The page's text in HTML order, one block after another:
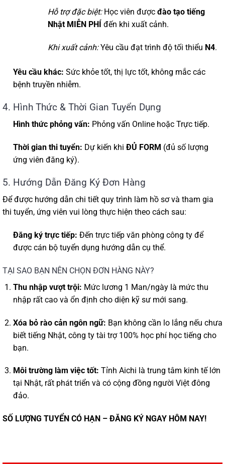
Hỗ trợ đặc biệt:Học viên được đào tạo tiếng
Nhật MIỄN PHÍ đến khi xuất cảnh.
Khi xuất cảnh:Yêu cầu đạt trình độ tối thiểu N4.
Yêu cầu khác: Sức khỏe tốt, thị lực tốt, không mắc các
bệnh truyền nhiễm.
4. Hình Thức & Thời Gian Tuyển Dụng
Hình thức phỏng vấn: Phỏng vấn Online hoặc Trực tiếp.
Thời gian thi tuyển: Dự kiến khi ĐỦ FORM (đủ số lượng
ứng viên đăng ký).
5. Hướng Dẫn Đăng Ký Đơn Hàng
Để được hướng dẫn chi tiết quy trình làm hồ sơ và tham gia
thi tuyển, ứng viên vui lòng thực hiện theo cách sau:
Đăng ký trực tiếp: Đến trực tiếp văn phòng công ty để
được cán bộ tuyển dụng hướng dẫn cụ thể.
TẠI SAO BẠN NÊN CHỌN ĐƠN HÀNG NÀY?
Thu nhập vượt trội: Mức lương 1 Man/ngày là mức thu
nhập rất cao và ổn định cho diện kỹ sư mới sang.
Xóa bỏ rào cản ngôn ngữ: Bạn không cần lo lắng nếu chưa
biết tiếng Nhật, công ty tài trợ 100% học phí học tiếng cho
bạn.
Môi trường làm việc tốt: Tỉnh Aichi là trung tâm kinh tế lớn
tại Nhật, rất phát triển và có cộng đồng người Việt đông
đảo.
SỐ LƯỢNG TUYỂN CÓ HẠN – ĐĂNG KÝ NGAY HÔM NAY!